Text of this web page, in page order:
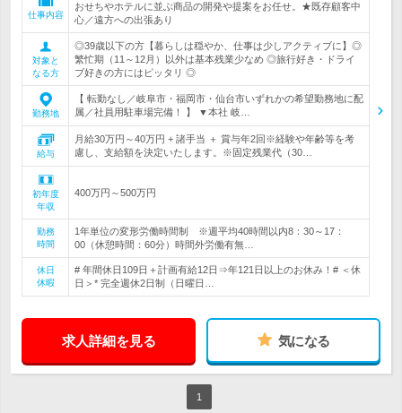
仕事内容
おせちやホテルに並ぶ商品の開発や提案をお任せ。★既存顧客中
心／遠方への出張あり
対象と
なる方
◎39歳以下の方【暮らしは穏やか、仕事は少しアクティブに】◎
繁忙期（11～12月）以外は基本残業少なめ ◎旅行好き・ドライ
ブ好きの方にはピッタリ ◎
勤務地
【 転勤なし／岐阜市・福岡市・仙台市いずれかの希望勤務地に配
属／社員用駐車場完備！ 】 ▼本社 岐…
給与
月給30万円～40万円 + 諸手当 ＋ 賞与年2回※経験や年齢等を考
慮し、支給額を決定いたします。※固定残業代（30…
初年度
年収
400万円～500万円
勤務
時間
1年単位の変形労働時間制 ※週平均40時間以内8：30～17：
00（休憩時間：60分）時間外労働有無…
休日
休暇
# 年間休日109日＋計画有給12日⇒年121日以上のお休み！# ＜休
日＞* 完全週休2日制（日曜日…
求人詳細を見る 気になる
1